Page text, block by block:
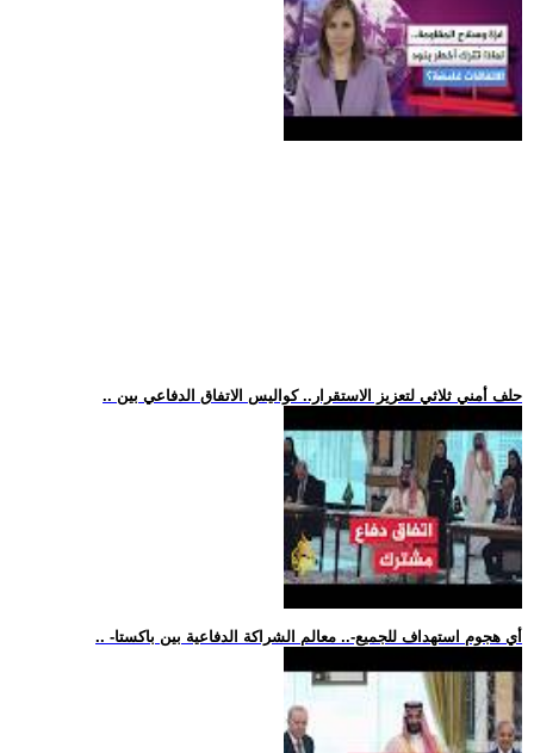
.. حلف أمني ثلاثي لتعزيز الاستقرار.. كواليس الاتفاق الدفاعي بين
.. -أي هجوم استهداف للجميع-.. معالم الشراكة الدفاعية بين باكستا